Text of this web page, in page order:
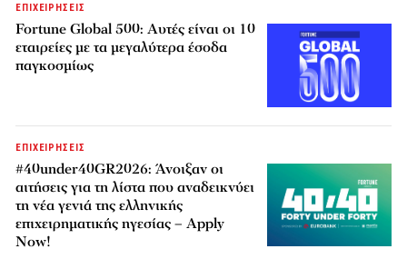
ΕΠΙΧΕΙΡΗΣΕΙΣ
Fortune Global 500: Αυτές είναι οι 10
εταιρείες με τα μεγαλύτερα έσοδα
παγκοσμίως
ΕΠΙΧΕΙΡΗΣΕΙΣ
#40under40GR2026: Άνοιξαν οι
αιτήσεις για τη λίστα που αναδεικνύει
τη νέα γενιά της ελληνικής
επιχειρηματικής ηγεσίας – Apply
Now!